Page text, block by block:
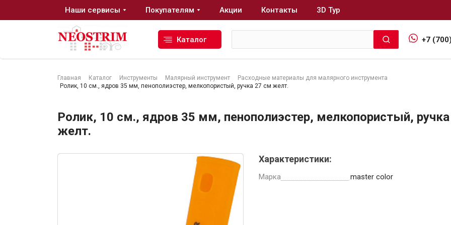
Главная Каталог Инструменты Малярный инструмент
Расходные материалы для малярного инструмента
Ролик, 10 см., ядров 35 мм, пенополиэстер, мелкопористый, ручка 27 см желт.
Ролик, 10 см., ядров 35 мм, пенополиэстер, мелкопористый,
желт.
Характеристики:
Марка master color
Наши сервисы Покупателям Акции Контакты 3D Тур
Каталог +7
Стройматериалы
Сухие строительные смеси
Гидроизоляция
Изоляционные материалы
Лакокрасочные материалы
Обои
Ещё 5